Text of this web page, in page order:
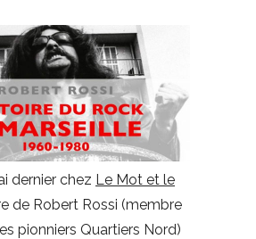
dernier chez Le Mot et le
de Robert Rossi (membre
pionniers Quartiers Nord)